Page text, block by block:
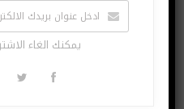
السفينة التي يبلغ ارتفاعها
يمكنك الغاء